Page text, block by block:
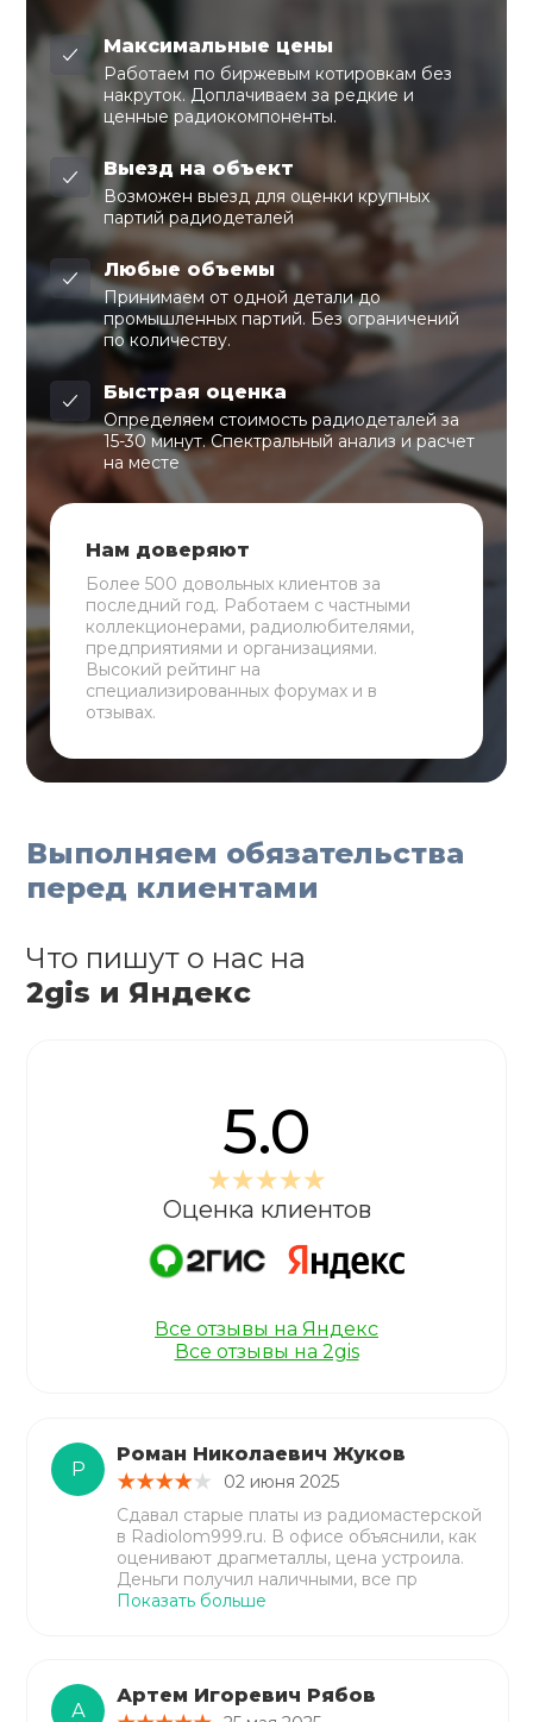
Максимальные цены
Работаем по биржевым котировкам без
накруток. Доплачиваем за редкие и
ценные радиокомпоненты.
Выезд на объект
Возможен выезд для оценки крупных
партий радиодеталей
Любые объемы
Принимаем от одной детали до
промышленных партий. Без ограничений
по количеству.
Быстрая оценка
Определяем стоимость радиодеталей за
15-30 минут. Спектральный анализ и расчет
на месте
Нам доверяют
Более 500 довольных клиентов за
последний год. Работаем с частными
коллекционерами, радиолюбителями,
предприятиями и организациями.
Высокий рейтинг на
специализированных форумах и в
отзывах.
Выполняем обязательства
перед клиентами
Р
Роман Николаевич Жуков
02 июня 2025
Сдавал старые платы из радиомастерской
в Radiolom999.ru. В офисе объяснили, как
оценивают драгметаллы, цена устроила.
Деньги получил наличными, все пр
Показать больше
А
Артем Игоревич Рябов
Что пишут о нас на
2gis и Яндекс
5.0
Оценка клиентов
Все отзывы на Яндекс
Все отзывы на 2gis